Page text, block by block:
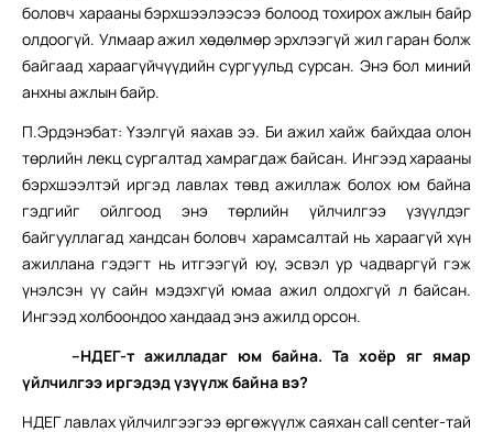
боловч харааны бэрхшээлээсээ болоод тохирох ажлын байр
олдоогүй. Улмаар ажил хөдөлмөр эрхлээгүй жил гаран болж
байгаад хараагүйчүүдийн сургуульд сурсан. Энэ бол миний
анхны ажлын байр.
П.Эрдэнэбат: Үзэлгүй яахав ээ. Би ажил хайж байхдаа олон
төрлийн лекц сургалтад хамрагдаж байсан. Ингээд харааны
бэрхшээлтэй иргэд лавлах төвд ажиллаж болох юм байна
гэдгийг ойлгоод энэ төрлийн үйлчилгээ үзүүлдэг
байгууллагад хандсан боловч харамсалтай нь хараагүй хүн
ажиллана гэдэгт нь итгээгүй юу, эсвэл ур чадваргүй гэж
үнэлсэн үү сайн мэдэхгүй юмаа ажил олдохгүй л байсан.
Ингээд холбоондоо хандаад энэ ажилд орсон.
–НДЕГ-т ажилладаг юм байна. Та хоёр яг ямар
үйлчилгээ иргэдэд үзүүлж байна вэ?
НДЕГ лавлах үйлчилгээгээ өргөжүүлж саяхан call center-тай